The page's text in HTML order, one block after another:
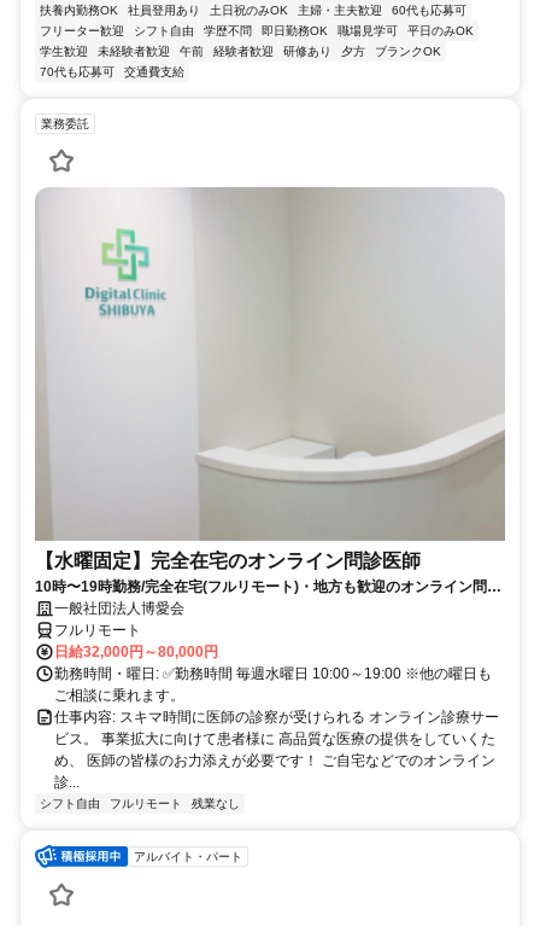
扶養内勤務OK 社員登用あり 土日祝のみOK 主婦・主夫歓迎
60代も応募可
フリーター歓迎
シフト自由 学歴不問 即日勤務OK 職場見学可
平日のみOK
学生歓迎
未経験者歓迎 午前 経験者歓迎 研修あり 夕方
ブランクOK
70代も応募可
交通費支給
業務委託
【水曜固定】完全在宅のオンライン問診医師
10時〜19時勤務/完全在宅(フルリモート)・地方も歓迎のオンライン問診
業務一般社団法人博愛会
フルリモート
日給32,000円～80,000円
勤務時間・曜日: ✅勤務時間 毎週水曜日 10:00～19:00 ※他の曜日も
ご相談に乗れます。
仕事内容: スキマ時間に医師の診察が受けられる オンライン診療サー
ビス。 事業拡大に向けて患者様に 高品質な医療の提供をしていくた
め、 医師の皆様のお力添えが必要です！ ご自宅などでのオンライン
診...
シフト自由 フルリモート 残業なし
アルバイト・パート